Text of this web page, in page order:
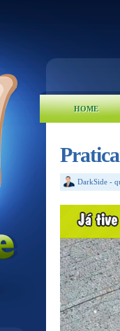
HOME
DarkSide -